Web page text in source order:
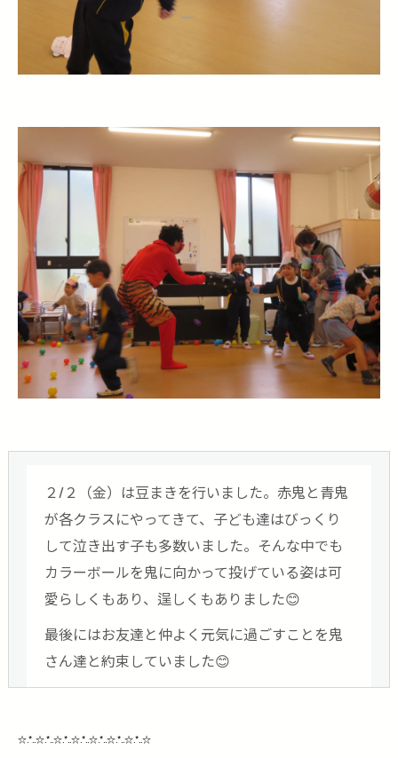
２/２（金）は豆まきを行いました。赤鬼と青鬼
が各クラスにやってきて、子ども達はびっくり
して泣き出す子も多数いました。そんな中でも
カラーボールを鬼に向かって投げている姿は可
愛らしくもあり、逞しくもありました😊
最後にはお友達と仲よく元気に過ごすことを鬼
さん達と約束していました😊
☆.*..☆.*..☆.*..☆.*..☆.*..☆.*..☆.*..☆